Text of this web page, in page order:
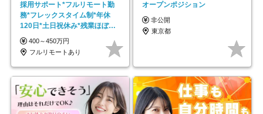
採用サポート*フルリモート勤
務*フレックスタイム制*年休
120日*土日祝休み*残業ほぼな
し*育児中社員8割以上
400～450万円
フルリモートあり
オープンポジション
非公開
東京都